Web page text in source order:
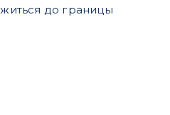
до границы